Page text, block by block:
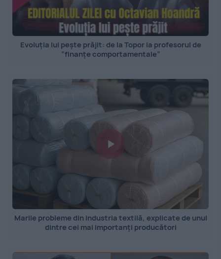
Evoluția lui pește prăjit: de la Topor la profesorul de
”finanțe comportamentale”
Marile probleme din industria textilă, explicate de unul
dintre cei mai importanți producători